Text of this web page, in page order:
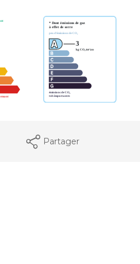
Partager